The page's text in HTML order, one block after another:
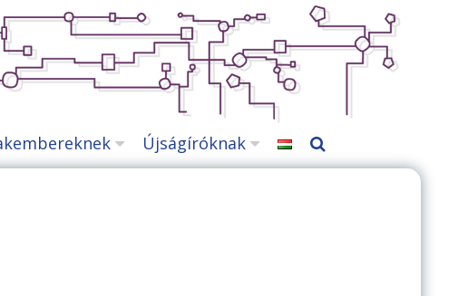
Újságíróknak